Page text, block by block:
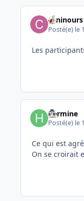
caninours
Posté(e) le
Les
hermine
Posté(e) le
Ce qui est
On se croirait